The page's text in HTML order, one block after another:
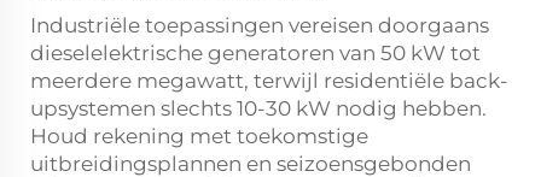
Industriële toepassingen vereisen doorgaans
dieselelektrische generatoren van 50 kW tot
meerdere megawatt, terwijl residentiële back-
upsystemen slechts 10-30 kW nodig hebben.
Houd rekening met toekomstige
uitbreidingsplannen en seizoensgebonden